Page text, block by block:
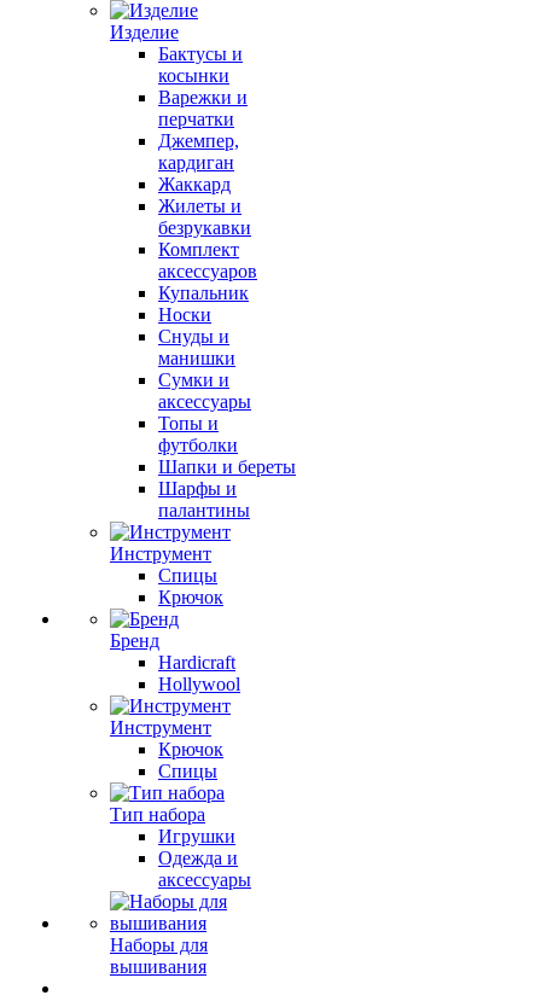
Изделие
Бактусы и
косынки
Варежки и
перчатки
Джемпер,
кардиган
Жаккард
Жилеты и
безрукавки
Комплект
аксессуаров
Купальник
Носки
Снуды и
манишки
Сумки и
аксессуары
Топы и
футболки
Шапки и береты
Шарфы и
палантины
Инструмент
Спицы
Крючок
Бренд
Hardicraft
Hollywool
Инструмент
Крючок
Спицы
Тип набора
Игрушки
Одежда и
аксессуары
Наборы для
вышивания